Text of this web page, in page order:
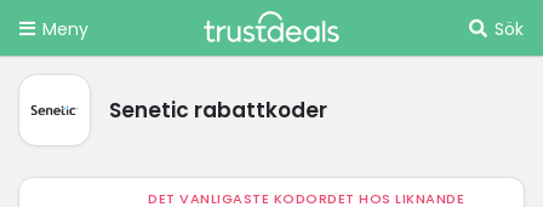
Meny Sök
Senetic rabattkoder
DET VANLIGASTE KODORDET HOS LIKNANDE